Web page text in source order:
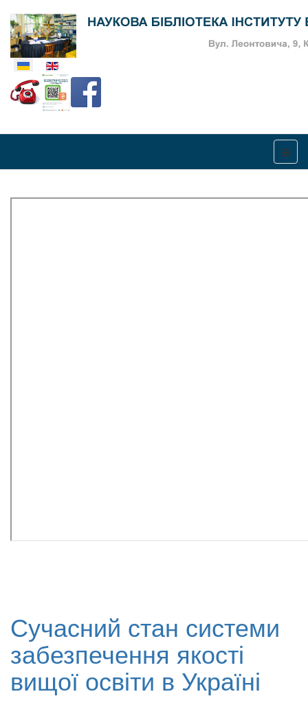
Оберіть свою мову
Сучасний стан системи
забезпечення якості
вищої освіти в Україні